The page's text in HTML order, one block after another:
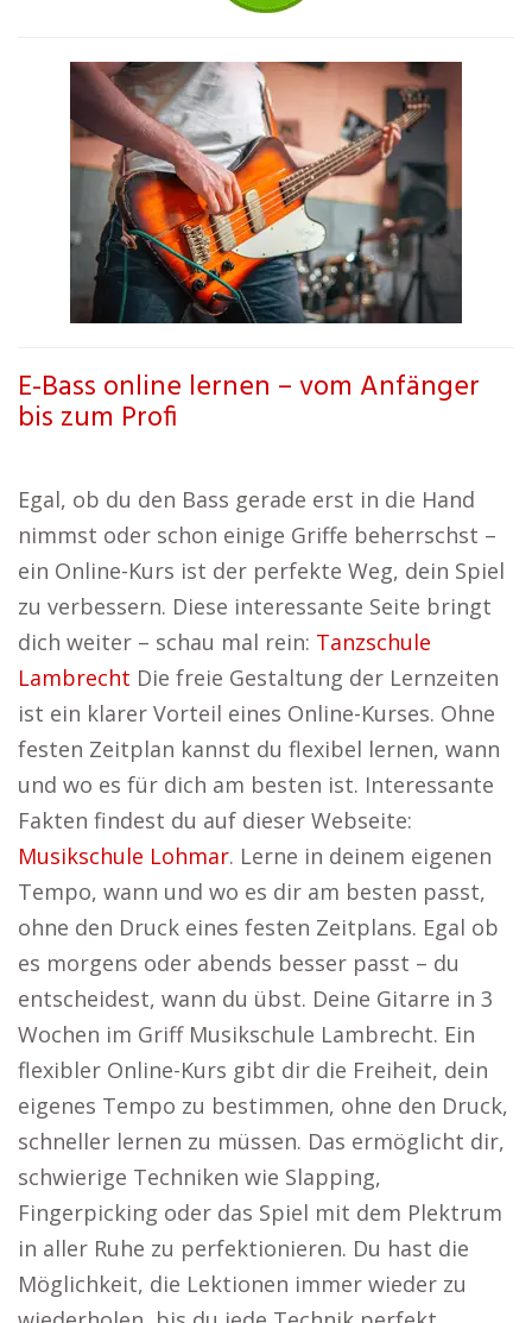
E-Bass online lernen – vom Anfänger
bis zum Profi
Egal, ob du den Bass gerade erst in die Hand
nimmst oder schon einige Griffe beherrschst –
ein Online-Kurs ist der perfekte Weg, dein Spiel
zu verbessern. Diese interessante Seite bringt
dich weiter – schau mal rein: Tanzschule
Lambrecht Die freie Gestaltung der Lernzeiten
ist ein klarer Vorteil eines Online-Kurses. Ohne
festen Zeitplan kannst du flexibel lernen, wann
und wo es für dich am besten ist. Interessante
Fakten findest du auf dieser Webseite:
Musikschule Lohmar. Lerne in deinem eigenen
Tempo, wann und wo es dir am besten passt,
ohne den Druck eines festen Zeitplans. Egal ob
es morgens oder abends besser passt – du
entscheidest, wann du übst. Deine Gitarre in 3
Wochen im Griff Musikschule Lambrecht. Ein
flexibler Online-Kurs gibt dir die Freiheit, dein
eigenes Tempo zu bestimmen, ohne den Druck,
schneller lernen zu müssen. Das ermöglicht dir,
schwierige Techniken wie Slapping,
Fingerpicking oder das Spiel mit dem Plektrum
in aller Ruhe zu perfektionieren. Du hast die
Möglichkeit, die Lektionen immer wieder zu